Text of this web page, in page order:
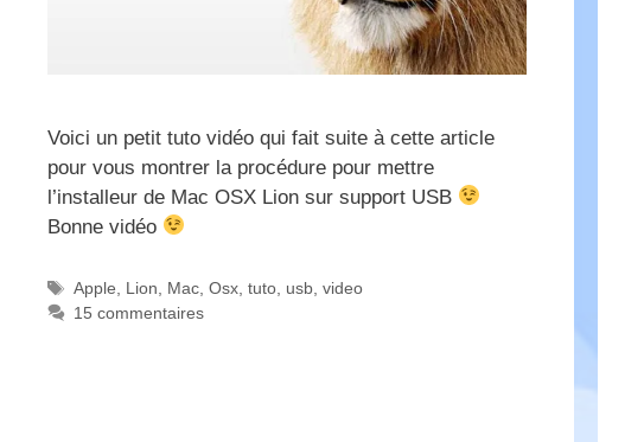
Voici un petit tuto vidéo qui fait suite à cette article
pour vous montrer la procédure pour mettre
l’installeur de Mac OSX Lion sur support USB
Bonne vidéo
Étiquettes
Apple Lion Mac, Osx, tuto, usb, video
15 commentaires